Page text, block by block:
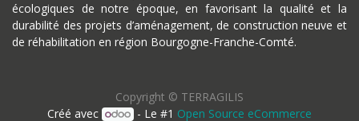
écologiques de notre époque, en favorisant la qualité et la
durabilité des projets d’aménagement, de construction neuve et
de réhabilitation en région Bourgogne-Franche-Comté.
Copyright © TERRAGILIS
Créé avec
- Le #1 Open Source eCommerce